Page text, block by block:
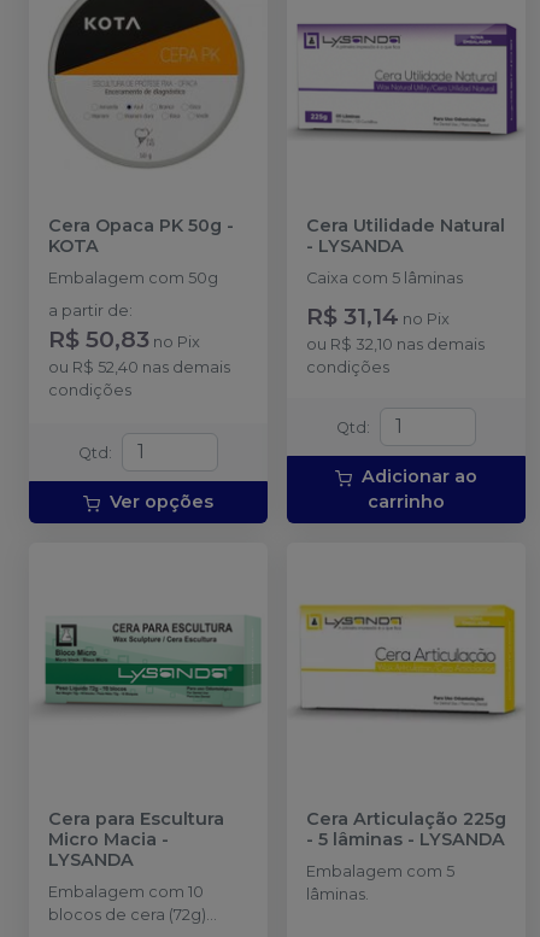
Cera Opaca PK 50g -
KOTA
Embalagem com 50g
a partir de:
R$ 50,83 no Pix
ou R$ 52,40 nas demais
condições
Qtd :
Ver opções
Cera Utilidade Natural
- LYSANDA
Caixa com 5 lâminas
R$ 31,14 no Pix
ou R$ 32,10 nas demais
condições
Qtd :
Adicionar ao
carrinho
Cera para Escultura
Micro Macia -
LYSANDA
Embalagem com 10
blocos de cera (72g)
Cera Articulação 225g
- 5 lâminas - LYSANDA
Embalagem com 5
lâminas.